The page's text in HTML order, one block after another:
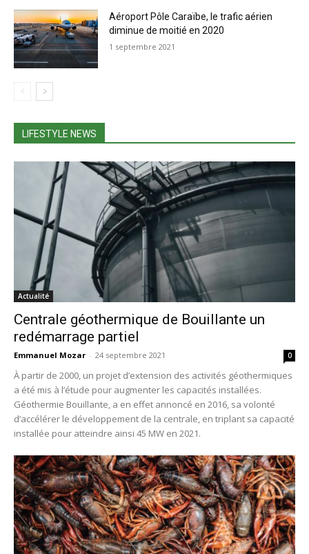
Aéroport Pôle Caraïbe, le trafic aérien
diminue de moitié en 2020
1 septembre 2021
LIFESTYLE NEWS
Actualité
Centrale géothermique de Bouillante un
redémarrage partiel
Emmanuel Mozar - 24 septembre 2021 0
À partir de 2000, un projet d’extension des activités géothermiques
a été mis à l’étude pour augmenter les capacités installées.
Géothermie Bouillante, a en effet annoncé en 2016, sa volonté
d’accélérer le développement de la centrale, en triplant sa capacité
installée pour atteindre ainsi 45 MW en 2021.